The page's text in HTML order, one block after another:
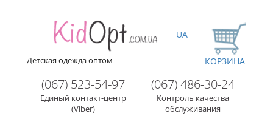
Детская одежда оптом
(067) 523-54-97
Единый контакт-центр
(Viber)
(067) 486-30-24
Контроль качества
обслуживания
UA
КОРЗИНА